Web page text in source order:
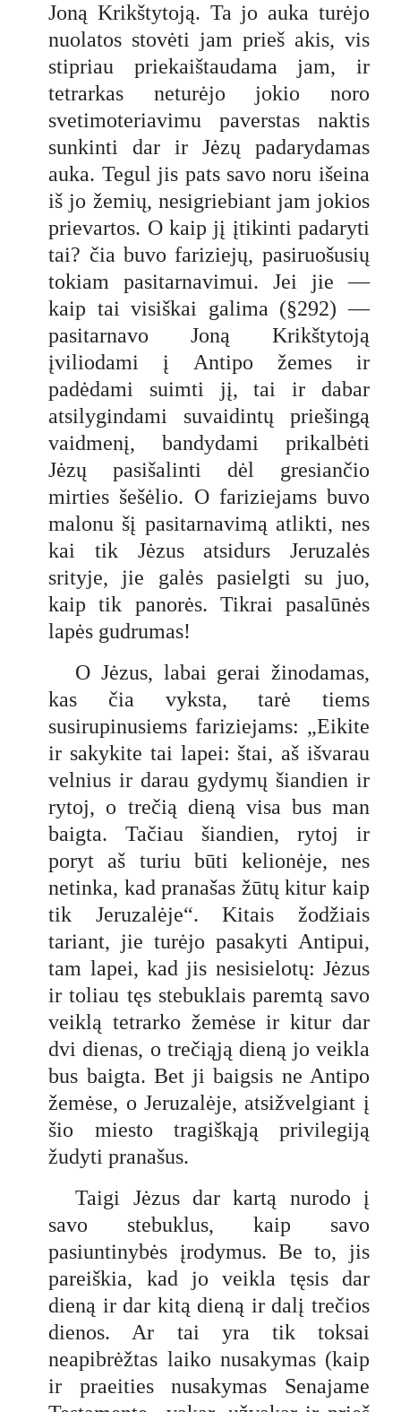
Joną Krikštytoją. Ta jo auka turėjo
nuolatos stovėti jam prieš akis, vis
stipriau priekaištaudama jam, ir
tetrarkas neturėjo jokio noro
svetimoteriavimu paverstas naktis
sunkinti dar ir Jėzų padarydamas
auka. Tegul jis pats savo noru išeina
iš jo žemių, nesigriebiant jam jokios
prievartos. O kaip jį įtikinti padaryti
tai? čia buvo fariziejų, pasiruošusių
tokiam pasitarnavimui. Jei jie —
kaip tai visiškai galima (§292) —
pasitarnavo Joną Krikštytoją
įviliodami į Antipo žemes ir
padėdami suimti jį, tai ir dabar
atsilygindami suvaidintų priešingą
vaidmenį, bandydami prikalbėti
Jėzų pasišalinti dėl gresiančio
mirties šešėlio. O fariziejams buvo
malonu šį pasitarnavimą atlikti, nes
kai tik Jėzus atsidurs Jeruzalės
srityje, jie galės pasielgti su juo,
kaip tik panorės. Tikrai pasalūnės
lapės gudrumas!
O Jėzus, labai gerai žinodamas,
kas čia vyksta, tarė tiems
susirupinusiems fariziejams: „Eikite
ir sakykite tai lapei: štai, aš išvarau
velnius ir darau gydymų šiandien ir
rytoj, o trečią dieną visa bus man
baigta. Tačiau šiandien, rytoj ir
poryt aš turiu būti kelionėje, nes
netinka, kad pranašas žūtų kitur kaip
tik Jeruzalėje“. Kitais žodžiais
tariant, jie turėjo pasakyti Antipui,
tam lapei, kad jis nesisielotų: Jėzus
ir toliau tęs stebuklais paremtą savo
veiklą tetrarko žemėse ir kitur dar
dvi dienas, o trečiąją dieną jo veikla
bus baigta. Bet ji baigsis ne Antipo
žemėse, o Jeruzalėje, atsižvelgiant į
šio miesto tragiškąją privilegiją
žudyti pranašus.
Taigi Jėzus dar kartą nurodo į
savo stebuklus, kaip savo
pasiuntinybės įrodymus. Be to, jis
pareiškia, kad jo veikla tęsis dar
dieną ir dar kitą dieną ir dalį trečios
dienos. Ar tai yra tik toksai
neapibrėžtas laiko nusakymas (kaip
ir praeities nusakymas Senajame